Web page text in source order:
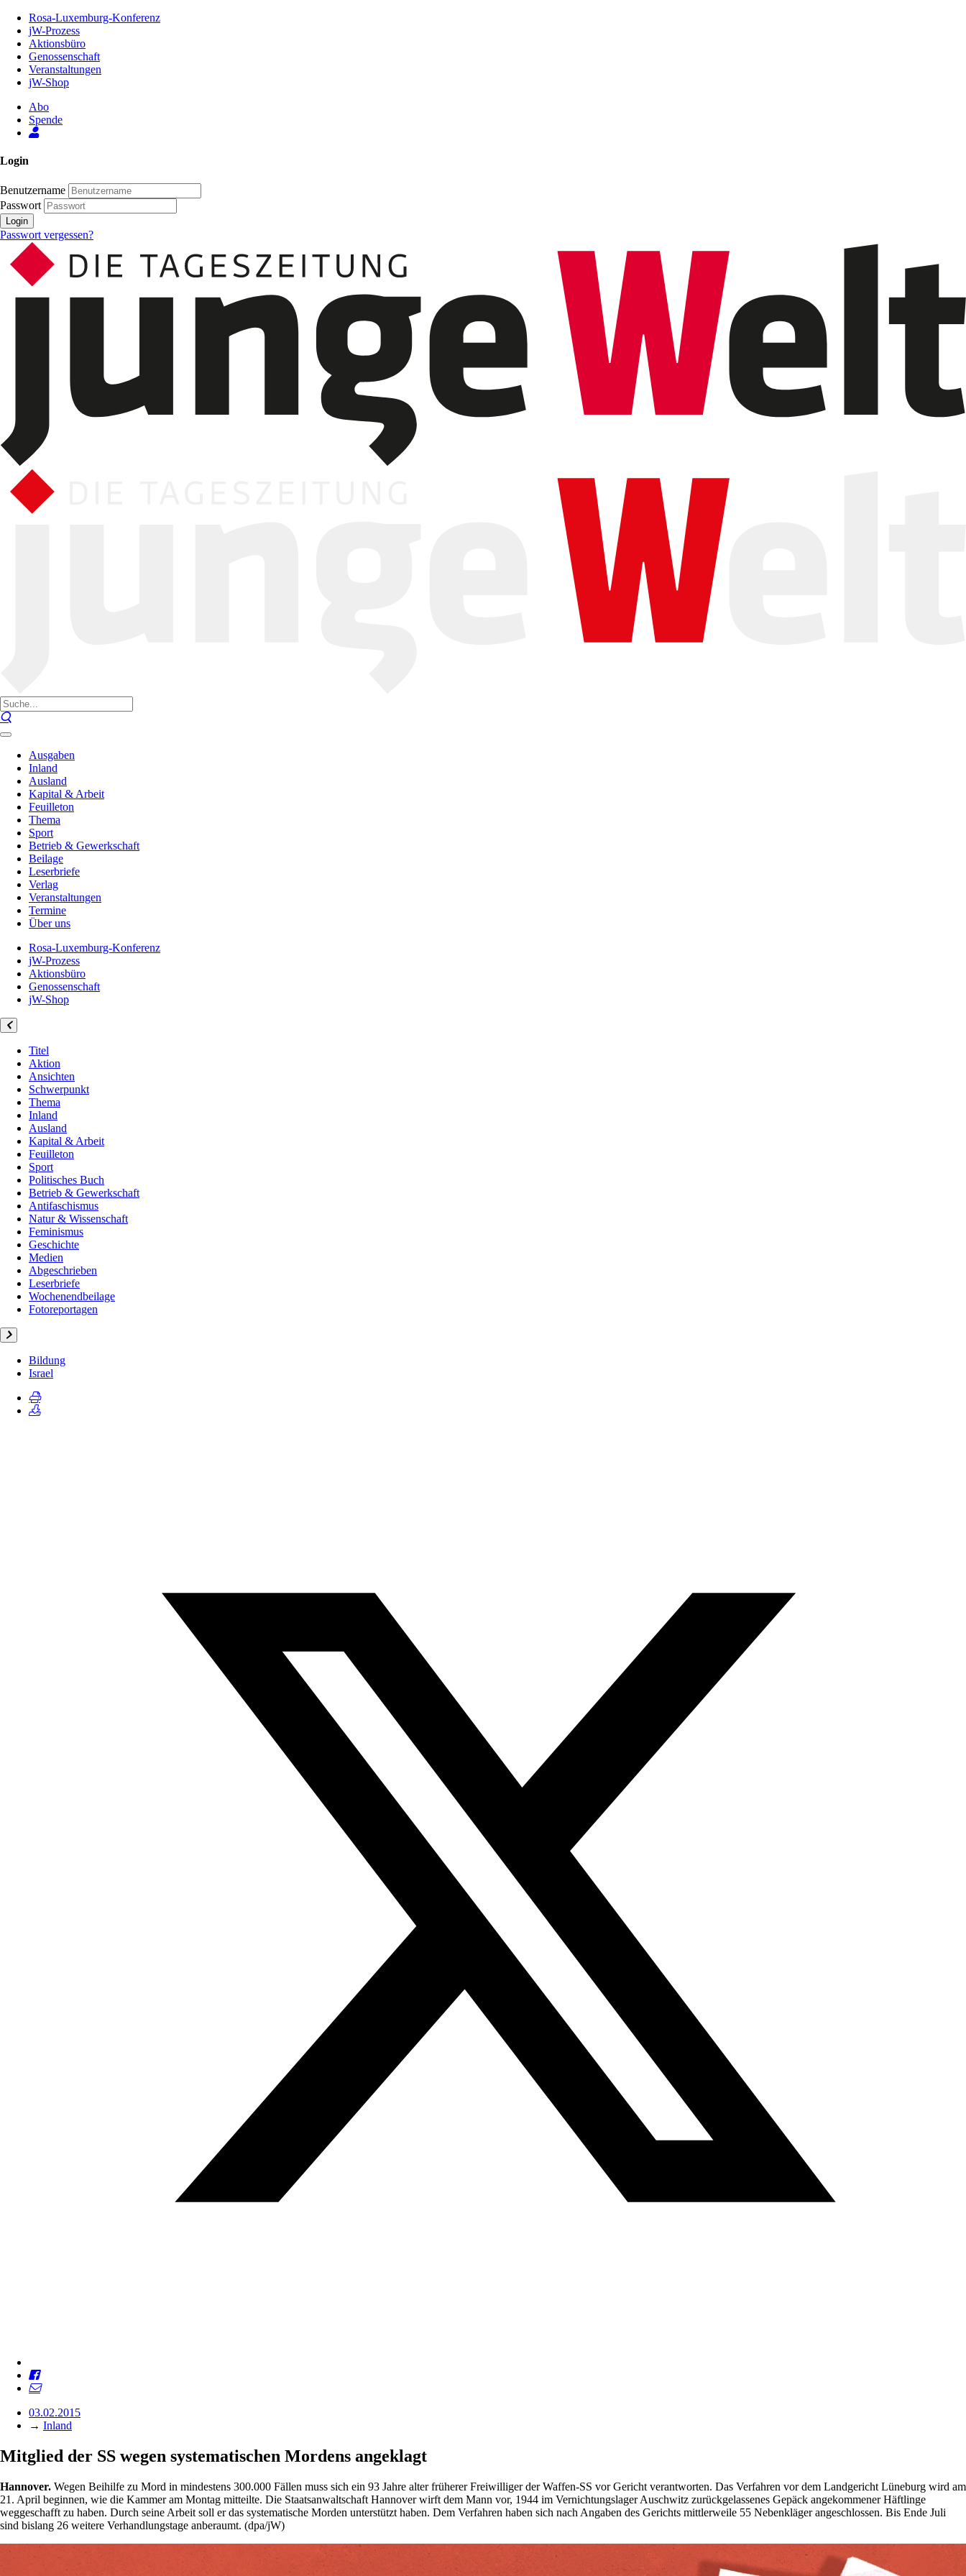
Inhalt
Seite
Rosa-Luxemburg-Konferenz
jW-Prozess
Aktionsbüro
Genossenschaft
Veranstaltungen
jW-Shop
Abo
Spende
Login
Benutzername
Passwort
Login
Passwort vergessen?
Ausgaben
Inland
Ausland
Kapital & Arbeit
Feuilleton
Thema
Sport
Betrieb & Gewerkschaft
Beilage
Leserbriefe
Verlag
Veranstaltungen
Termine
Über uns
Rosa-Luxemburg-Konferenz
jW-Prozess
Aktionsbüro
Genossenschaft
jW-Shop
Titel
Aktion
Ansichten
Schwerpunkt
Thema
Inland
Ausland
Kapital & Arbeit
Feuilleton
Sport
Politisches Buch
Betrieb & Gewerkschaft
Antifaschismus
Natur & Wissenschaft
Feminismus
Geschichte
Medien
Abgeschrieben
Leserbriefe
Wochenendbeilage
Fotoreportagen
Bildung
Israel
03.02.2015
→ Inland
Mitglied der SS wegen systematischen Mordens angeklagt
Hannover. Wegen Beihilfe zu Mord in mindestens 300.000 Fällen muss sich ein 93 Jahre alter früherer Freiwilliger der Waffen-SS vor Gericht verantworten. Das Verfahren vor dem Landgericht Lüneburg wird am
21. April beginnen, wie die Kammer am Montag mitteilte. Die Staatsanwaltschaft Hannover wirft dem Mann vor, 1944 im Vernichtungslager Auschwitz zurückgelassenes Gepäck angekommener Häftlinge
weggeschafft zu haben. Durch seine Arbeit soll er das systematische Morden unterstützt haben. Dem Verfahren haben sich nach Angaben des Gerichts mittlerweile 55 Nebenkläger angeschlossen. Bis Ende Juli
sind bislang 26 weitere Verhandlungstage anberaumt. (dpa/jW)